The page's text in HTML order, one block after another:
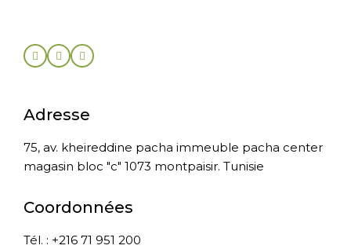
Adresse
75, av. kheireddine pacha immeuble pacha center
magasin bloc "c" 1073 montpaisir. Tunisie
Coordonnées
Tél. : +216 71 951 200